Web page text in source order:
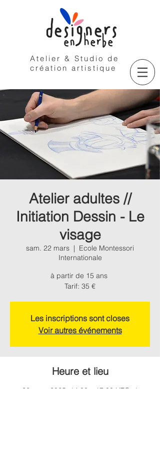
Atelier & Studio de
création artistique
Atelier adultes //
Initiation Dessin - Le
visage
sam. 22 mars
  |
Ecole Montessori
Internationale
à partir de 15 ans
Les inscriptions sont closes
Voir autres événements
Heure et lieu
22 mars 2025, 14:00 – 17:30 UTC+1